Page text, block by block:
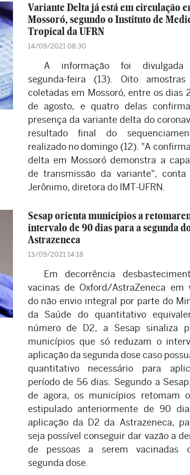
Variante Delta já está em circulação
Mossoró, segundo o Instituto de
Tropical da UFRN
14/09/2021 08:30
A informação foi divulgada
segunda-feira (13). Oito
coletadas em Mossoró, entre os dias
de agosto, e quatro delas
presença da variante delta do
resultado final do
realizado no domingo (12). "A
delta em Mossoró demonstra a
de transmissão da variante", conta
Jerônimo, diretora do IMT-UFRN.
Sesap orienta municípios a
intervalo de 90 dias para a segunda
Astrazeneca
13/09/2021 14:18
Em decorrência
vacinas de Oxford/AstraZeneca em
do não envio integral por parte do
da Saúde do quantitativo
número de D2, a Sesap sinaliza
municípios que só reduzam o
aplicação da segunda dose caso
quantitativo necessário para
período de 56 dias. Segundo a
de agora, os municípios retomam
estipulado anteriormente de 90
aplicação da D2 da Astrazeneca,
seja possível conseguir dar vazão a
de pessoas a serem vacinadas
segunda dose.